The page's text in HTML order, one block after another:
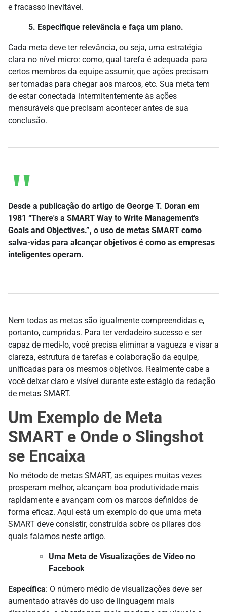
e fracasso inevitável.
5. Especifique relevância e faça um plano.
Cada meta deve ter relevância, ou seja, uma estratégia
clara no nível micro: como, qual tarefa é adequada para
certos membros da equipe assumir, que ações precisam
ser tomadas para chegar aos marcos, etc. Sua meta tem
de estar conectada intermitentemente às ações
mensuráveis que precisam acontecer antes de sua
conclusão.
Desde a publicação do artigo de George T. Doran em
1981 “There's a SMART Way to Write Management's
Goals and Objectives.”, o uso de metas SMART como
salva-vidas para alcançar objetivos é como as empresas
inteligentes operam.
Nem todas as metas são igualmente compreendidas e,
portanto, cumpridas. Para ter verdadeiro sucesso e ser
capaz de medi-lo, você precisa eliminar a vagueza e visar a
clareza, estrutura de tarefas e colaboração da equipe,
unificadas para os mesmos objetivos. Realmente cabe a
você deixar claro e visível durante este estágio da redação
de metas SMART.
Um Exemplo de Meta
SMART e Onde o Slingshot
se Encaixa
No método de metas SMART, as equipes muitas vezes
prosperam melhor, alcançam boa produtividade mais
rapidamente e avançam com os marcos definidos de
forma eficaz. Aqui está um exemplo do que uma meta
SMART deve consistir, construída sobre os pilares dos
quais falamos neste artigo.
Uma Meta de Visualizações de Vídeo no
Facebook
Específica: O número médio de visualizações deve ser
aumentado através do uso de linguagem mais